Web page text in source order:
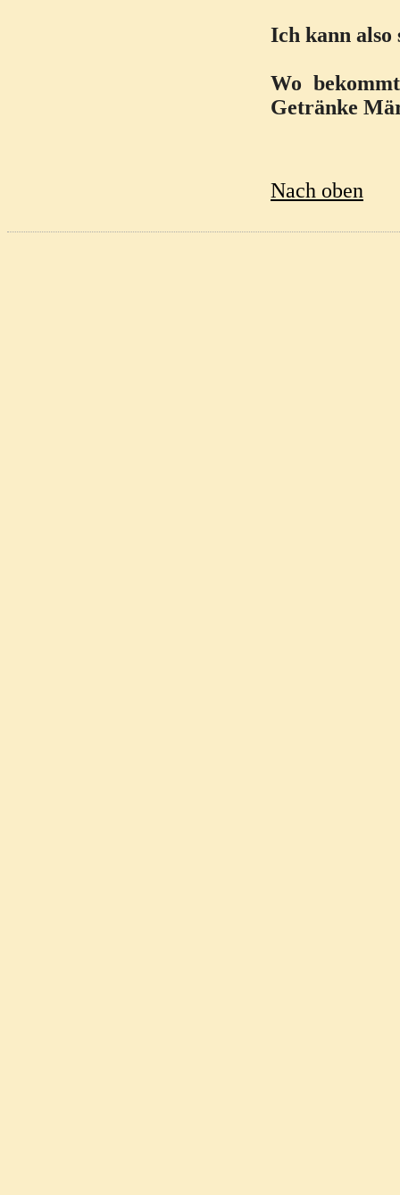
Ich kann also
Wo
Getränke
Nach oben